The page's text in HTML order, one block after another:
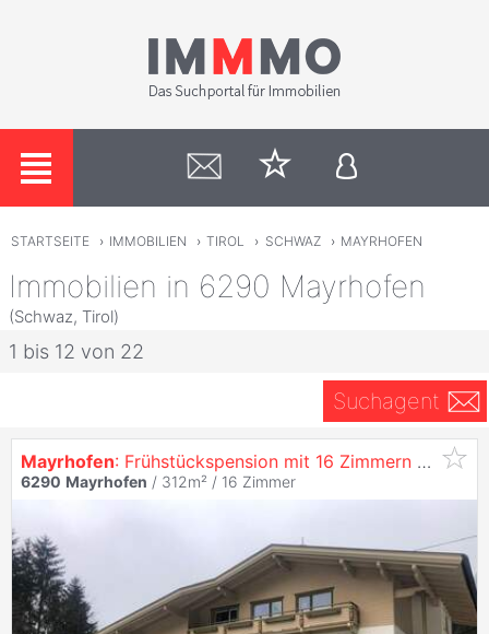
STARTSEITE › IMMOBILIEN › TIROL › SCHWAZ › MAYRHOFEN
Immobilien in 6290 Mayrhofen
(Schwaz, Tirol)
1 bis 12 von 22
Suchagent
Mayrhofen: Frühstückspension mit 16 Zimmern und Viel Potential
6290 Mayrhofen / 312m² / 16 Zimmer